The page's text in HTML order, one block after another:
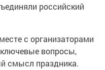
российский
с организаторами
вопросы,
смысл праздника.